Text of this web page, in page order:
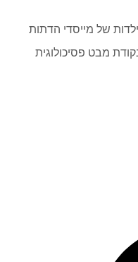
של מייסדי הדתות
מבט פסיכולוגית